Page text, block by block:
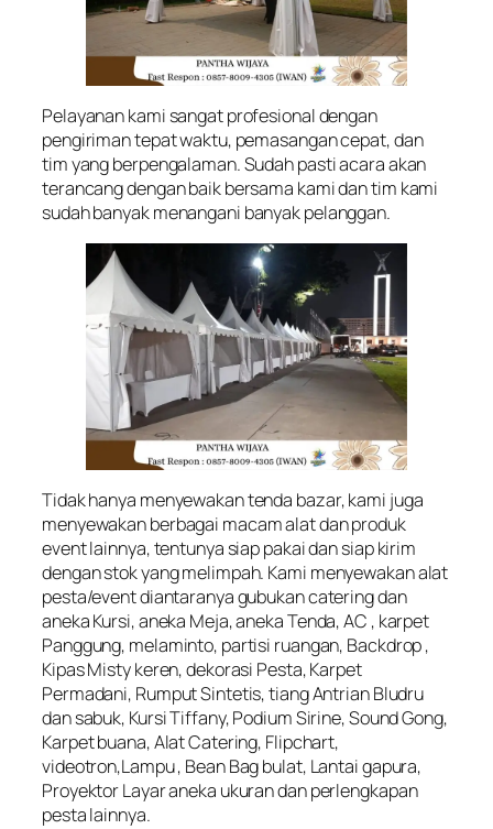
Pelayanan kami sangat profesional dengan
pengiriman tepat waktu, pemasangan cepat, dan
tim yang berpengalaman. Sudah pasti acara akan
terancang dengan baik bersama kami dan tim kami
sudah banyak menangani banyak pelanggan.
Tidak hanya menyewakan tenda bazar, kami juga
menyewakan berbagai macam alat dan produk
event lainnya, tentunya siap pakai dan siap kirim
dengan stok yang melimpah. Kami menyewakan alat
pesta/event diantaranya gubukan catering dan
aneka Kursi, aneka Meja, aneka Tenda, AC , karpet
Panggung, melaminto, partisi ruangan, Backdrop ,
Kipas Misty keren, dekorasi Pesta, Karpet
Permadani, Rumput Sintetis, tiang Antrian Bludru
dan sabuk, Kursi Tiffany, Podium Sirine, Sound Gong,
Karpet buana, Alat Catering, Flipchart,
videotron,Lampu , Bean Bag bulat, Lantai gapura,
Proyektor Layar aneka ukuran dan perlengkapan
pesta lainnya.